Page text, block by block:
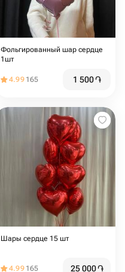
Фольгированный шар сердце
1шт
4.99 165 1 500֏
Шары сердце 15 шт
4.99 165 25 000֏